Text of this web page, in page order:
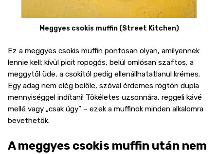
Meggyes csokis muffin (Street Kitchen)
Ez a meggyes csokis muffin pontosan olyan, amilyennek
lennie kell: kívül picit ropogós, belül omlósan szaftos, a
meggytől üde, a csokitól pedig ellenállhatatlanul krémes.
Egy adag nem elég belőle, szóval érdemes rögtön dupla
mennyiséggel indítani! Tökéletes uzsonnára, reggeli kávé
mellé vagy „csak úgy” – ezek a muffinok minden alkalomra
bevethetők.
A meggyes csokis muffin után nem